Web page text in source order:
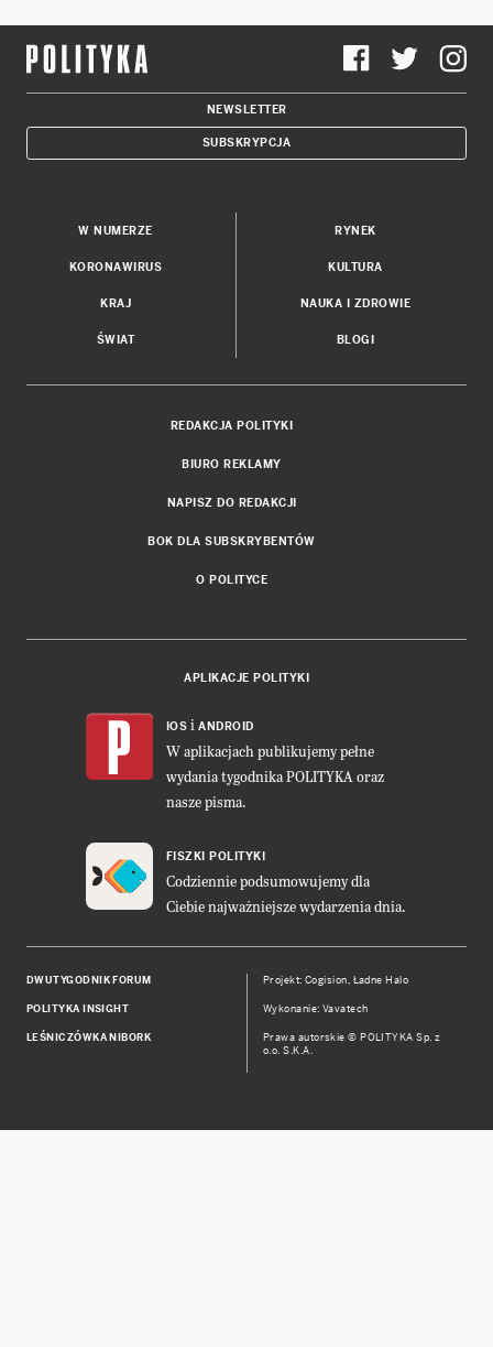
NEWSLETTER
SUBSKRYPCJA
W NUMERZE
KORONAWIRUS
KRAJ
ŚWIAT
RYNEK
KULTURA
NAUKA I ZDROWIE
BLOGI
REDAKCJA POLITYKI
BIURO REKLAMY
NAPISZ DO REDAKCJI
BOK DLA SUBSKRYBENTÓW
O POLITYCE
APLIKACJE POLITYKI
IOS i ANDROID
W aplikacjach publikujemy pełne
wydania tygodnika POLITYKA oraz
nasze pisma.
FISZKI POLITYKI
Codziennie podsumowujemy dla
Ciebie najważniejsze wydarzenia dnia.
DWUTYGODNIK FORUM
POLITYKA INSIGHT
LEŚNICZÓWKA NIBORK
Projekt:Cogision, Ładne Halo
Wykonanie: Vavatech
Prawa autorskie © POLITYKA Sp. z
o.o. S.K.A.